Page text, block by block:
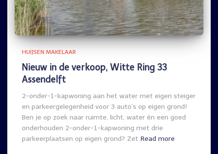
HUIJSEN MAKELAAR
Nieuw in de verkoop, Witte Ring 33
Assendelft
2-onder-1-kapwoning aan het water met eigen steiger
en parkeergelegenheid voor 3 auto’s op eigen grond!
Ben je op zoek naar ruimte, licht, water én een goed
onderhouden 2-onder-1-kapwoning met drie
parkeerplaatsen op eigen grond? Zet Read more